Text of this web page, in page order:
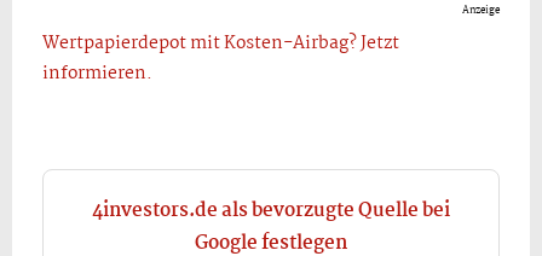
Anzeige
Wertpapierdepot mit Kosten-Airbag? Jetzt
informieren.
4investors.de als bevorzugte Quelle bei
Google festlegen